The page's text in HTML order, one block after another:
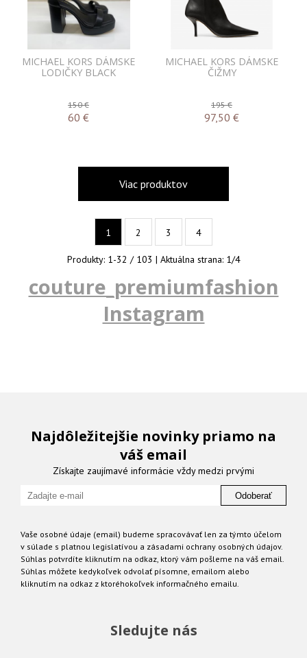
MICHAEL KORS DÁMSKE
LODIČKY BLACK
150 €
60 €
MICHAEL KORS DÁMSKE
ČIŽMY
195 €
97,50 €
Viac produktov
1 2 3 4
Produkty: 1-32 / 103 | Aktuálna strana: 1/4
couture_premiumfashion
Instagram
Najdôležitejšie novinky priamo na
váš email
Získajte zaujímavé informácie vždy medzi prvými
Odoberať
Vaše osobné údaje (email) budeme spracovávať len za týmto účelom
v súlade s platnou legislatívou a zásadami ochrany osobných údajov.
Súhlas potvrdíte kliknutím na odkaz, ktorý vám pošleme na váš email.
Súhlas môžete kedykoľvek odvolať písomne, emailom alebo
kliknutím na odkaz z ktoréhokoľvek informačného emailu.
Sledujte nás